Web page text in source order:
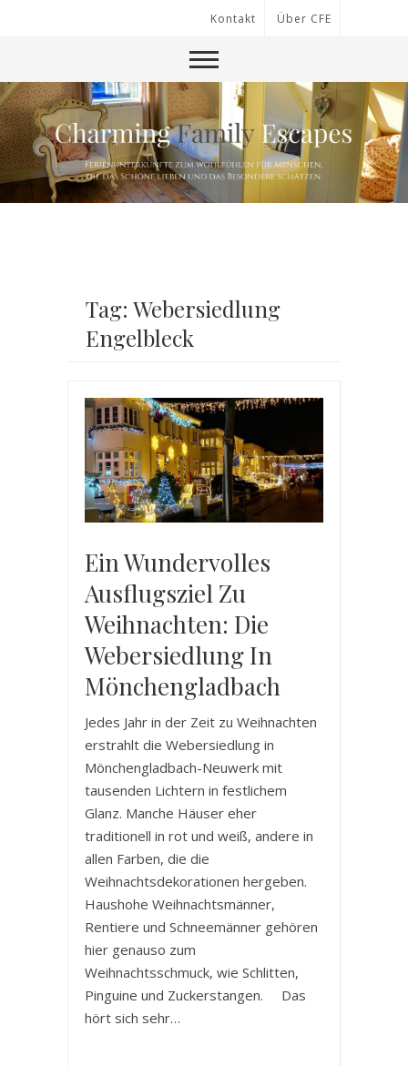
Kontakt Über CFE
Tag: Webersiedlung
Engelbleck
Ein Wundervolles
Ausflugsziel Zu
Weihnachten: Die
Webersiedlung In
Mönchengladbach
Jedes Jahr in der Zeit zu Weihnachten
erstrahlt die Webersiedlung in
Mönchengladbach-Neuwerk mit
tausenden Lichtern in festlichem
Glanz. Manche Häuser eher
traditionell in rot und weiß, andere in
allen Farben, die die
Weihnachtsdekorationen hergeben.
Haushohe Weihnachtsmänner,
Rentiere und Schneemänner gehören
hier genauso zum
Weihnachtsschmuck, wie Schlitten,
Pinguine und Zuckerstangen. Das
hört sich sehr…